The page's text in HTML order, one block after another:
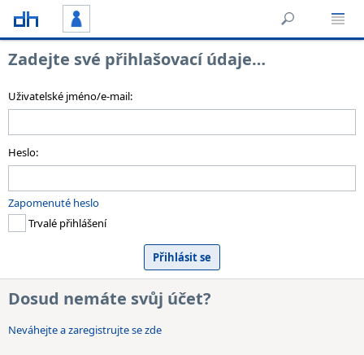
Zadejte své přihlašovací údaje…
Uživatelské jméno/e-mail:
Heslo:
Zapomenuté heslo
Trvalé přihlášení
Dosud nemáte svůj účet?
Neváhejte a zaregistrujte se zde